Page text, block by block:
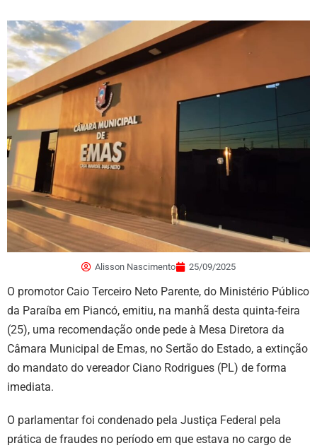
Alisson Nascimento 25/09/2025
O promotor Caio Terceiro Neto Parente, do Ministério Público
da Paraíba em Piancó, emitiu, na manhã desta quinta-feira
(25), uma recomendação onde pede à Mesa Diretora da
Câmara Municipal de Emas, no Sertão do Estado, a extinção
do mandato do vereador Ciano Rodrigues (PL) de forma
imediata.
O parlamentar foi condenado pela Justiça Federal pela
prática de fraudes no período em que estava no cargo de